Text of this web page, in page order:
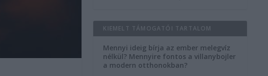
KIEMELT TÁMOGATÓI TARTALOM
Mennyi ideig bírja az ember melegvíz
nélkül? Mennyire fontos a villanybojler
a modern otthonokban?